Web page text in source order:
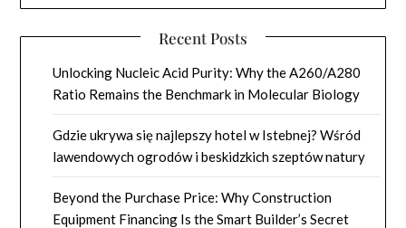
Recent Posts
Unlocking Nucleic Acid Purity: Why the A260/A280
Ratio Remains the Benchmark in Molecular Biology
Gdzie ukrywa się najlepszy hotel w Istebnej? Wśród
lawendowych ogrodów i beskidzkich szeptów natury
Beyond the Purchase Price: Why Construction
Equipment Financing Is the Smart Builder’s Secret